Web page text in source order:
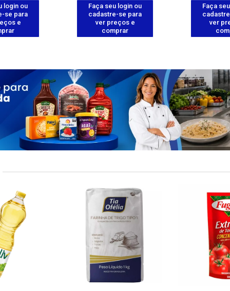
login ou
se para
e
Faça seu login ou
cadastre-se para
ver preços e
comprar
Faça
ver